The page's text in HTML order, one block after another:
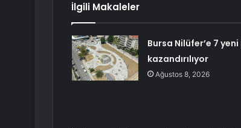
İlgili Makaleler
Bursa Nilüfer’e 7
kazandırılıyor
Ağustos 8, 2026